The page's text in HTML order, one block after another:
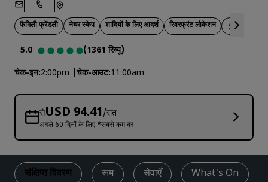
फैमिली फ्रेंडली नेचर स्‍केप शादियों के लिए आदर्श रिवरफ्रंट लोकेशन वॉक-इन
5.0
(1361 रिव्यू)
चेक-इन 2:00pm चेक-आउट 11:00am
सेUSD 94.41/रात
अगले 60 दिनों के लिए *सबसे कम दर
संक्षिप्त विवरण रूम सेवाएँ What's On